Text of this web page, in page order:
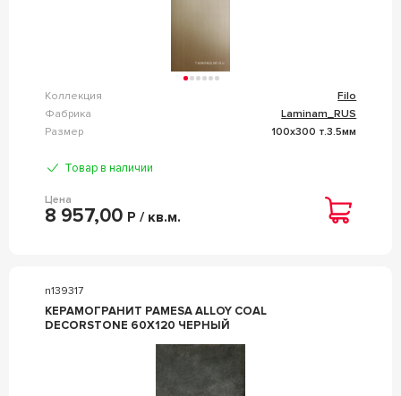
Коллекция
Filo
Фабрика
Laminam_RUS
Размер
100x300 т.3.5мм
Товар в наличии
Цена
8 957,00 Р / кв.м.
n139317
КЕРАМОГРАНИТ PAMESA ALLOY COAL
DECORSTONE 60X120 ЧЕРНЫЙ